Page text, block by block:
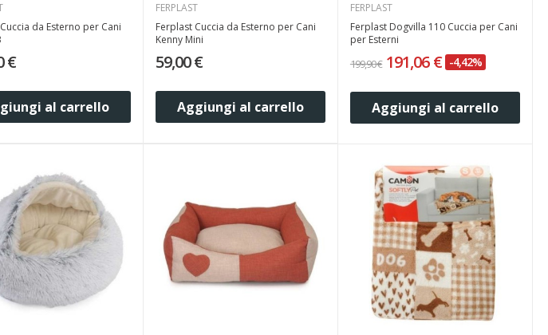
da Esterno per Cani
€
al carrello
FERPLAST
Ferplast Cuccia da Esterno per Cani
Kenny Mini
59,00 €
Aggiungi al carrello
FERPLAST
Ferplast Dogvilla 110 Cuccia per Cani
per Esterni
199,90 € 191,06 € -4,42%
Aggiungi al carrello